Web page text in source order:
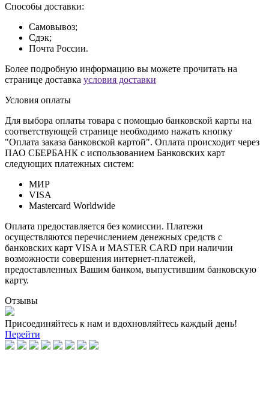
Способы доставки:
Самовывоз;
Сдэк;
Почта России.
Более подробную информацию вы можете прочитать на
странице доставка условия доставки
Условия оплаты
Для выбора оплаты товара с помощью банковской карты на
соответствующей странице необходимо нажать кнопку
"Оплата заказа банковской картой". Оплата происходит через
ПАО СБЕРБАНК с использованием Банковских карт
следующих платежных систем:
МИР
VISA
Mastercard Worldwide
Оплата предоставляется без комиссии. Платежи
осуществляются перечислением денежных средств с
банковских карт VISA и MASTER CARD при наличии
возможности совершения интернет-платежей,
предоставленных Вашим банком, выпустившим банковскую
карту.
Отзывы
Присоединяйтесь к нам и вдохновляйтесь каждый день!
Перейти